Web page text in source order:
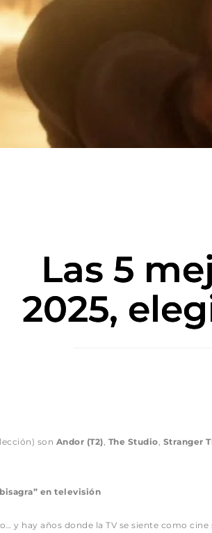
Las 5
2025,
son Andor (T2) The Studio Stranger
en televisión
y hay años donde la TV se siente como cine